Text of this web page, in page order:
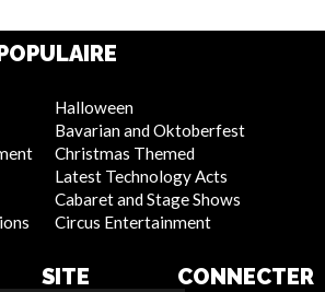
Halloween
Bavarian and Oktoberfest
Christmas Themed
Latest Technology Acts
Cabaret and Stage Shows
Circus Entertainment
SITE
CONNECTER